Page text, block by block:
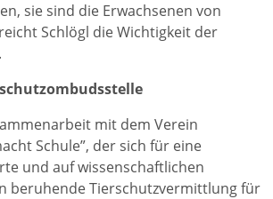
sie sind die Erwachsenen von
Schlögl die Wichtigkeit der
mit dem Verein
Schule”, der sich für eine
und auf wissenschaftlichen
beruhende Tierschutzvermittlung für